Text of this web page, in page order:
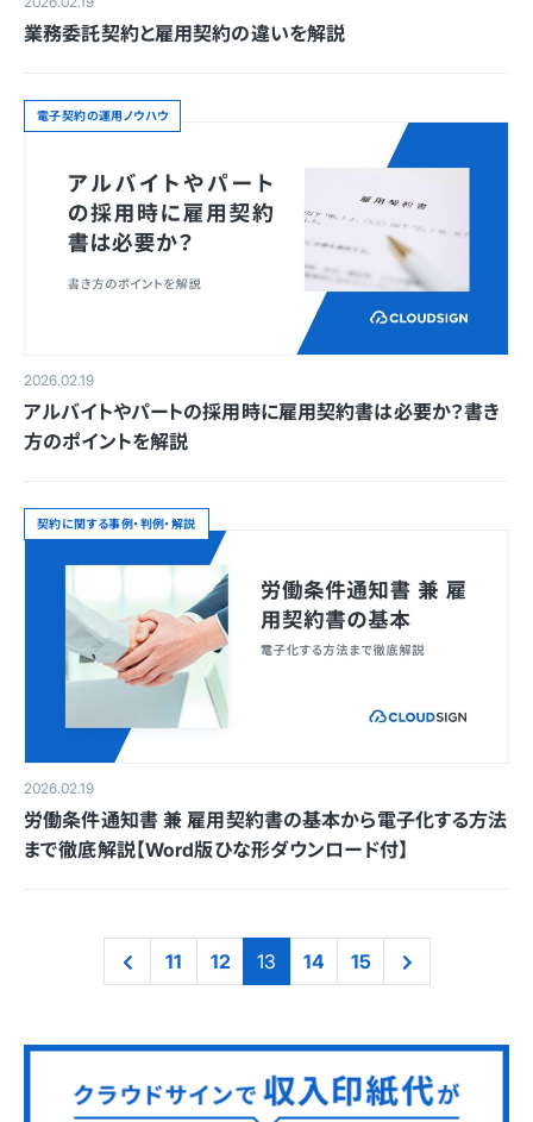
業務委託契約と雇用契約の違いを解説
電子契約の運用ノウハウ
2026.02.19
アルバイトやパートの採用時に雇用契約書は必要か？書き
方のポイントを解説
契約に関する事例・判例・解説
2026.02.19
労働条件通知書 兼 雇用契約書の基本から電子化する方法
まで徹底解説【Word版ひな形ダウンロード付】
11 12 13 14 15